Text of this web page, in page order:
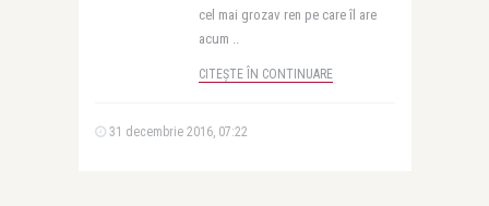
cel mai grozav ren pe care îl are
acum ..
CITEȘTE ÎN CONTINUARE
31 decembrie 2016, 07:22